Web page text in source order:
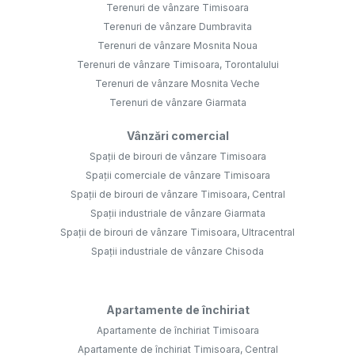
Terenuri de vânzare Timisoara
Terenuri de vânzare Dumbravita
Terenuri de vânzare Mosnita Noua
Terenuri de vânzare Timisoara, Torontalului
Terenuri de vânzare Mosnita Veche
Terenuri de vânzare Giarmata
Vânzări comercial
Spații de birouri de vânzare Timisoara
Spații comerciale de vânzare Timisoara
Spații de birouri de vânzare Timisoara, Central
Spații industriale de vânzare Giarmata
Spații de birouri de vânzare Timisoara, Ultracentral
Spații industriale de vânzare Chisoda
Apartamente de închiriat
Apartamente de închiriat Timisoara
Apartamente de închiriat Timisoara, Central